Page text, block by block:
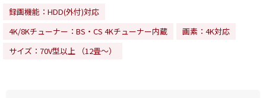
録画機能：HDD(外付)対応
4K/8Kチューナー：BS・CS 4Kチューナー内蔵
画素：4K対応
サイズ：70V型以上 （12畳～）